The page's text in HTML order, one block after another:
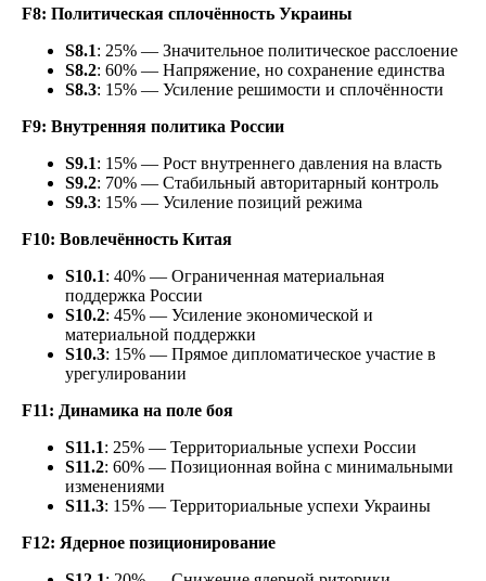
F8: Политическая сплочённость Украины
S8.1: 25% — Значительное политическое расслоение
S8.2: 60% — Напряжение, но сохранение единства
S8.3: 15% — Усиление решимости и сплочённости
F9: Внутренняя политика России
S9.1: 15% — Рост внутреннего давления на власть
S9.2: 70% — Стабильный авторитарный контроль
S9.3: 15% — Усиление позиций режима
F10: Вовлечённость Китая
S10.1: 40% — Ограниченная материальная
поддержка России
S10.2: 45% — Усиление экономической и
материальной поддержки
S10.3: 15% — Прямое дипломатическое участие в
урегулировании
F11: Динамика на поле боя
S11.1: 25% — Территориальные успехи России
S11.2: 60% — Позиционная война с минимальными
изменениями
S11.3: 15% — Территориальные успехи Украины
F12: Ядерное позиционирование